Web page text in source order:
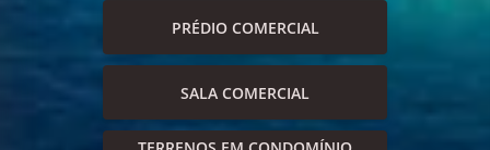
PRÉDIO COMERCIAL
SALA COMERCIAL